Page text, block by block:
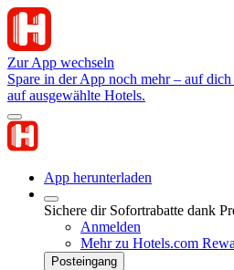
Zur App wechseln
Spare in der App noch mehr – auf
auf ausgewählte Hotels.
App herunterladen
Sichere dir Sofortrabatte dank
Anmelden
Mehr zu Hotels.com
Posteingang